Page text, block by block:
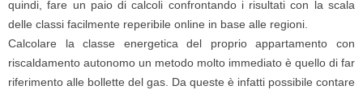
quindi, fare un paio di calcoli confrontando i risultati con la scala
delle classi facilmente reperibile online in base alle regioni.
Calcolare la classe energetica del proprio appartamento con
riscaldamento autonomo un metodo molto immediato è quello di far
riferimento alle bollette del gas. Da queste è infatti possibile contare